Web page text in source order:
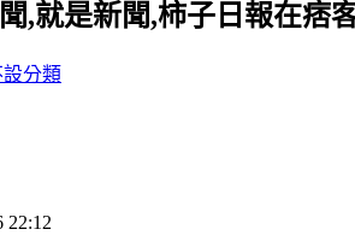
,就是新聞,柿子日報在痞
設分類
22:12